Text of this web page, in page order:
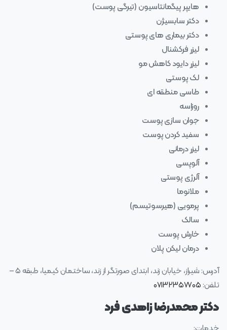
هایپر پیگمانتاسیون (تیرگی پوست)
دکتر سابسیژن
دکتر بیماری های پوستی
لیزر فرکشنال
لیزر دایود کاهش مو
لک پوستی
طاسی منطقه ای
روزاسه
جوان سازی پوست
سفید کردن پوست
لیزر درمانی
آلوپسی
آلرژی پوستی
ملانوما
پرمویی (هیرسوتیسم)
سالک
خارش پوست
درمان لیکن پلان
آدرس: شیراز، خیابان زند، ابتدای صورتگر از زند، ساختمان کیمیا، طبقه ۵ –
تلفن: ۰۷۱۳۲۳۵۷۷۰۵
دکتر محمدرضا زاهدی فرد